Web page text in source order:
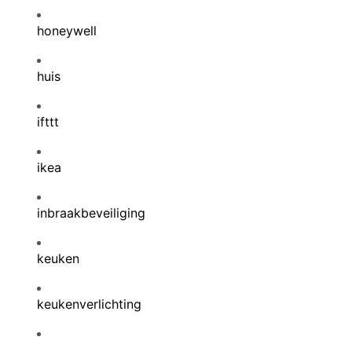
honeywell
huis
ifttt
ikea
inbraakbeveiliging
keuken
keukenverlichting